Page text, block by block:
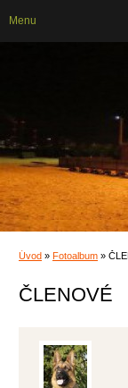
Úvod » Fotoalbum »
ČLENOVÉ
Menu